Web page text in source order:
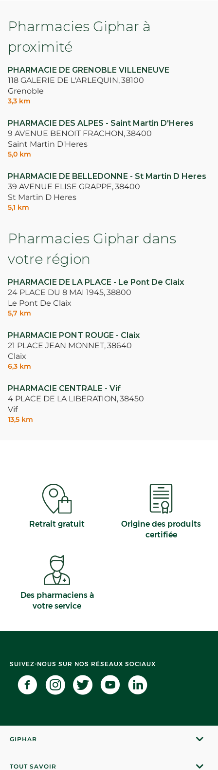
Pharmacies Giphar à
proximité
PHARMACIE DE GRENOBLE VILLENEUVE
118 GALERIE DE L'ARLEQUIN,38100
Grenoble
3,3 km
PHARMACIE DES ALPES - Saint Martin D'Heres
9 AVENUE BENOIT FRACHON,38400
Saint Martin D'Heres
5,0 km
PHARMACIE DE BELLEDONNE - St Martin D Heres
39 AVENUE ELISE GRAPPE,38400
St Martin D Heres
5,1 km
Pharmacies Giphar dans
votre région
PHARMACIE DE LA PLACE - Le Pont De Claix
24 PLACE DU 8 MAI 1945,38800
Le Pont De Claix
5,7 km
PHARMACIE PONT ROUGE - Claix
21 PLACE JEAN MONNET,38640
Claix
6,3 km
PHARMACIE CENTRALE - Vif
4 PLACE DE LA LIBERATION,38450
Vif
13,5 km
Retrait gratuit
Origine des produits
certifiée
Des pharmaciens à
votre service
SUIVEZ-NOUS SUR NOS RÉSEAUX SOCIAUX
GIPHAR
TOUT SAVOIR